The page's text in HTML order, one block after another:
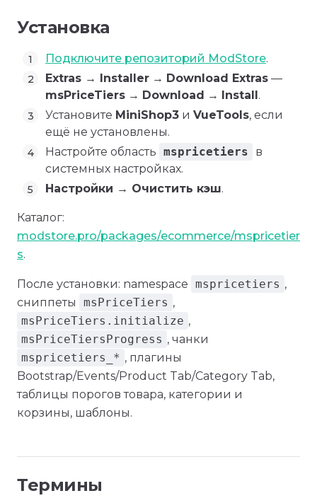
Установка
Подключите репозиторий ModStore.
Extras → Installer → Download Extras —
msPriceTiers → Download → Install.
Установите MiniShop3 и VueTools, если
ещё не установлены.
Настройте область mspricetiers
в
системных настройках.
Настройки → Очистить кэш.
Каталог:
modstore.pro/packages/ecommerce/mspricetier
s.
После установки: namespace mspricetiers ,
сниппеты
msPriceTiers ,
msPriceTiers.initialize ,
msPriceTiersProgress , чанки
mspricetiers_* , плагины
Bootstrap/Events/Product Tab/Category Tab,
таблицы порогов товара, категории и
корзины, шаблоны.
Термины